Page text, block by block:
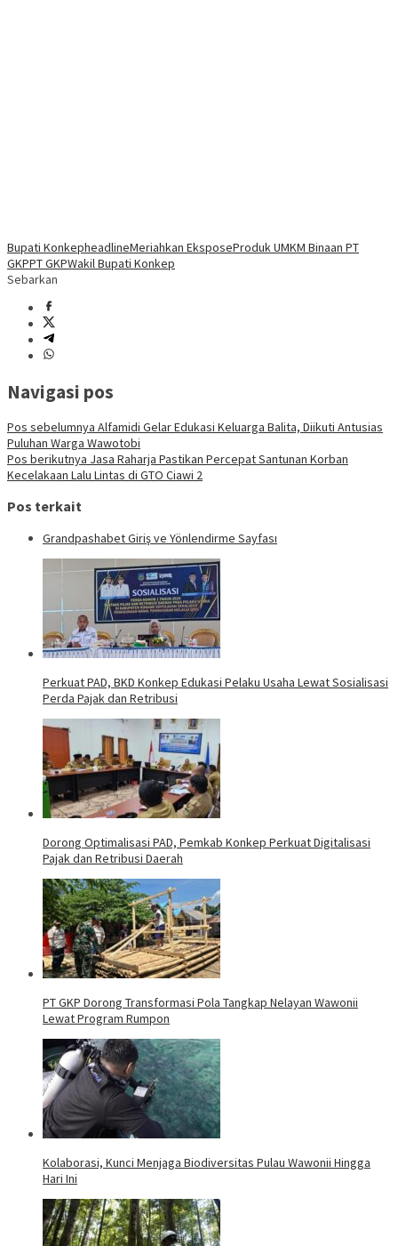
Bupati KonkepheadlineMeriahkan EksposeProduk UMKM Binaan PT
GKPPT GKPWakil Bupati Konkep
Sebarkan
Navigasi pos
Pos sebelumnya Alfamidi Gelar Edukasi Keluarga Balita, Diikuti Antusias
Puluhan Warga Wawotobi
Pos berikutnya Jasa Raharja Pastikan Percepat Santunan Korban
Kecelakaan Lalu Lintas di GTO Ciawi 2
Pos terkait
Grandpashabet Giriş ve Yönlendirme Sayfası
Perkuat PAD, BKD Konkep Edukasi Pelaku Usaha Lewat Sosialisasi
Perda Pajak dan Retribusi
Dorong Optimalisasi PAD, Pemkab Konkep Perkuat Digitalisasi
Pajak dan Retribusi Daerah
PT GKP Dorong Transformasi Pola Tangkap Nelayan Wawonii
Lewat Program Rumpon
Kolaborasi, Kunci Menjaga Biodiversitas Pulau Wawonii Hingga
Hari Ini